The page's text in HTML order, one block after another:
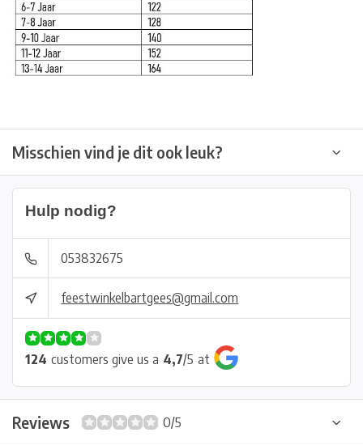
Misschien vind je dit ook leuk?
Hulp nodig?
053832675
feestwinkelbartgees@gmail.com
124 customers give us a 4,7/5 at
Reviews
0/5